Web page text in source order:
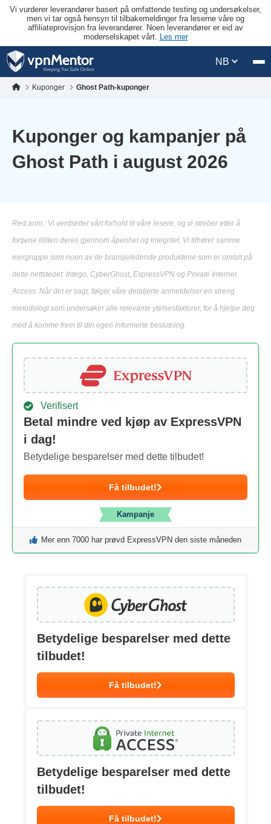
Vi vurderer leverandører basert på omfattende testing og undersøkelser,
men vi tar også hensyn til tilbakemeldinger fra leserne våre og
affiliateprovisjon fra leverandører. Noen leverandører er eid av
moderselskapet vårt. Les mer
NB
Kuponger Ghost Path-kuponger
Kuponger og kampanjer på
Ghost Path i august 2026
Red.anm.: Vi verdsetter vårt forhold til våre lesere, og vi streber etter å
fortjene tilliten deres gjennom åpenhet og integritet. Vi tilhører samme
eiergruppe som noen av de bransjeledende produktene som er omtalt på
dette nettstedet: Intego, CyberGhost, ExpressVPN og Private Internet
Access. Når det er sagt, følger våre detaljerte anmeldelser en streng
metodologi som undersøker alle relevante ytelsesfaktorer, for å hjelpe deg
med å komme frem til din egen informerte beslutning.
Verifisert
Betal mindre ved kjøp av ExpressVPN
i dag!
Betydelige besparelser med dette tilbudet!
Få tilbudet!
Kampanje
Mer enn 7000 har prøvd ExpressVPN den siste måneden
Betydelige besparelser med dette
tilbudet!
Få tilbudet!
Betydelige besparelser med dette
tilbudet!
Få tilbudet!